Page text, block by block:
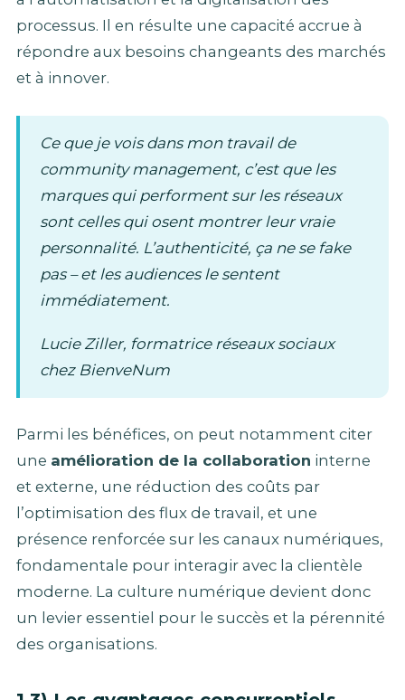
processus. Il en résulte une capacité accrue à
répondre aux besoins changeants des marchés
et à innover.
Ce que je vois dans mon travail de
community management, c’est que les
marques qui performent sur les réseaux
sont celles qui osent montrer leur vraie
personnalité. L’authenticité, ça ne se fake
pas – et les audiences le sentent
immédiatement.
Lucie Ziller, formatrice réseaux sociaux
chez BienveNum
Parmi les bénéfices, on peut notamment citer
une amélioration de la collaboration interne
et externe, une réduction des coûts par
l’optimisation des flux de travail, et une
présence renforcée sur les canaux numériques,
fondamentale pour interagir avec la clientèle
moderne. La culture numérique devient donc
un levier essentiel pour le succès et la pérennité
des organisations.